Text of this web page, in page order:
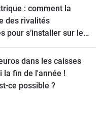
: comment la
des rivalités
pour s’installer sur le
dans les caisses
la fin de l'année !
ce possible ?